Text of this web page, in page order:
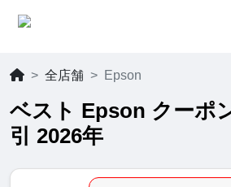
全店舗 Epson
ベスト Epson クーポ
引 2026年